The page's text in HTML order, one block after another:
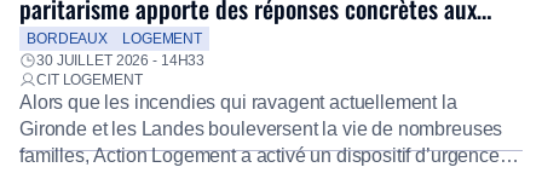
paritarisme apporte des réponses concrètes aux
salariés
BORDEAUX
LOGEMENT
30 JUILLET 2026 - 14H33
CIT LOGEMENT
Alors que les incendies qui ravagent actuellement la
Gironde et les Landes bouleversent la vie de nombreuses
familles, Action Logement a activé un dispositif d’urgence